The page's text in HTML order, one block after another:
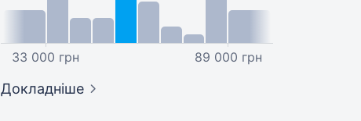
33 000 грн 89 000 грн
Докладніше